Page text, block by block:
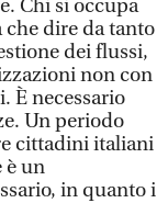
Chi si occupa
dire da tanto
dei flussi,
non con
È necessario
Un periodo
cittadini italiani
è un
in quanto i